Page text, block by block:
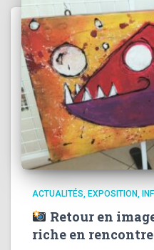
ACTUALITÉS EXPOSITION
Retour en
riche en